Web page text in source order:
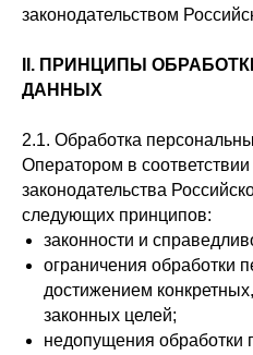
законодательством
II. ПРИНЦИПЫ
ДАННЫХ
2.1. Обработка
Оператором в
законодательства
следующих принципов:
законности и
ограничения обработки
достижением
законных целей;
недопущения обработки